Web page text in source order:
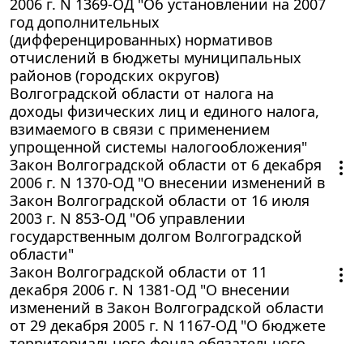
год дополнительных
(дифференцированных) нормативов
отчислений в бюджеты муниципальных
районов (городских округов)
Волгоградской области от налога на
доходы физических лиц и единого налога,
взимаемого в связи с применением
упрощенной системы налогообложения"
Закон Волгоградской области от 6 декабря
2006 г. N 1370-ОД "О внесении изменений в
Закон Волгоградской области от 16 июля
2003 г. N 853-ОД "Об управлении
государственным долгом Волгоградской
области"
Закон Волгоградской области от 11
декабря 2006 г. N 1381-ОД "О внесении
изменений в Закон Волгоградской области
от 29 декабря 2005 г. N 1167-ОД "О бюджете